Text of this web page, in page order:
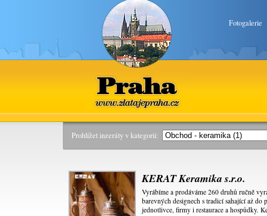
Fotogalerie
Praha
www.zlatajepraha.cz
Prohlížet inzeráty v kategorii:
KERAT Keramika s.r.o.
Vyrábíme a prodáváme 260 druhů ručně
barevných designech s tradicí sahající až
jednotlivce, firmy i restaurace a hospůdky.